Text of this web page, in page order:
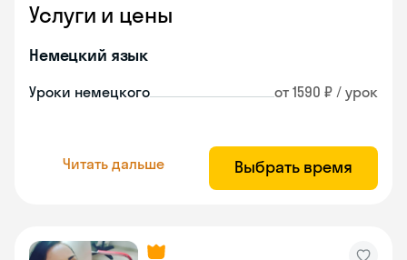
Услуги и цены
Немецкий язык
Уроки немецкого от 1590 ₽ / урок
Читать дальше Выбрать время